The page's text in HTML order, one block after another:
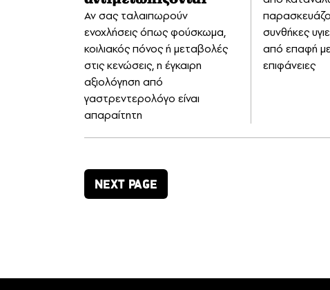
Αν σας ταλαιπωρούν
ενοχλήσεις όπως φούσκωμα,
κοιλιακός πόνος ή μεταβολές
στις κενώσεις, η έγκαιρη
αξιολόγηση από
γαστρεντερολόγο είναι
απαραίτητη
συνθήκες
από επαφή
επιφάνειες
NEXT PAGE